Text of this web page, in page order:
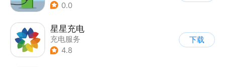
0.0
星星充电
充电服务
4.8
下载